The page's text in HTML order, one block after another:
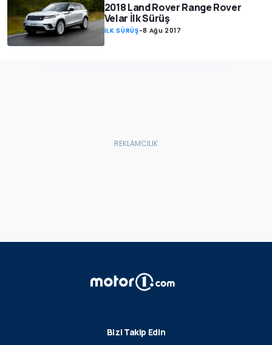
2018 Land Rover Range Rover
Velar İlk Sürüş
İLK SÜRÜŞ-8 Ağu 2017
Bizi Takip Edin